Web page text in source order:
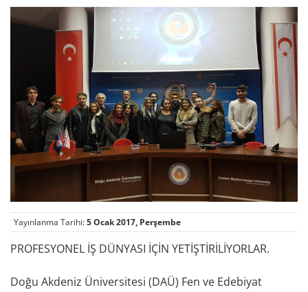
Yayınlanma Tarihi:5 Ocak 2017, Perşembe
PROFESYONEL İŞ DÜNYASI İÇİN YETİŞTİRİLİYORLAR.
Doğu Akdeniz Üniversitesi (DAÜ) Fen ve Edebiyat